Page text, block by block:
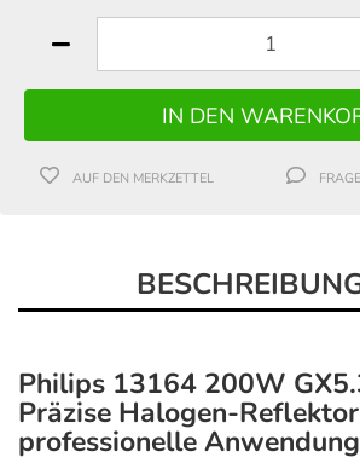
AUF DEN MERKZETTEL
Philips 13164 200W
Präzise Halogen-
professionelle